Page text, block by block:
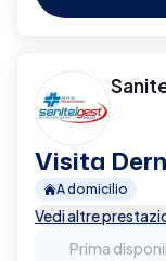
Visita
A domicilio
Vedi altre
Prima